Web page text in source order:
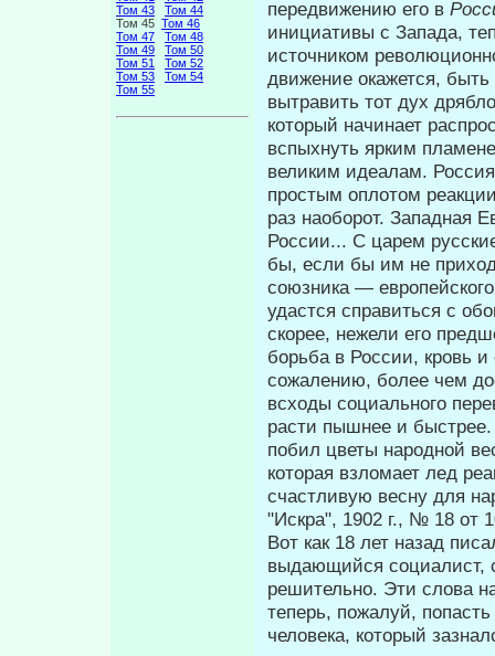
Том 43
Том 44
Том 45 Том 46
Том 47
Том 48
Том 49
Том 50
Том 51
Том 52
Том 53
Том 54
Том 55
пе­редвижению его в
инициативы с Запада,
источником
движение окажется,
вытра­вить тот дух
который начинает
вспыхнуть ярким
великим идеалам.
простым оплотом
раз наоборот. Западная
России... С царем
бы, если бы им не
союзника —
удастся справиться с
скорее, нежели его
борь­ба в России, кровь и
сожалению, более чем
всходы социального
расти пышнее и
побил цветы народной
которая взломает лед
счастливую весну для
"Искра", 1902 г., № 18 от
Вот как 18 лет назад
выдающийся со­циалист,
решительно. Эти слова
теперь, пожалуй,
человека, который